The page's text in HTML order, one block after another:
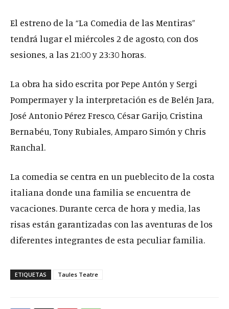
El estreno de la “La Comedia de las Mentiras”
tendrá lugar el miércoles 2 de agosto, con dos
sesiones, a las 21:00 y 23:30 horas.
La obra ha sido escrita por Pepe Antón y Sergi
Pompermayer y la interpretación es de Belén Jara,
José Antonio Pérez Fresco, César Garijo, Cristina
Bernabéu, Tony Rubiales, Amparo Simón y Chris
Ranchal.
La comedia se centra en un pueblecito de la costa
italiana donde una familia se encuentra de
vacaciones. Durante cerca de hora y media, las
risas están garantizadas con las aventuras de los
diferentes integrantes de esta peculiar familia.
ETIQUETAS Taules Teatre